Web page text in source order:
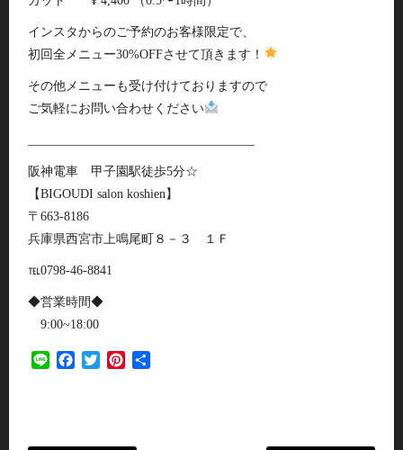
インスタからのご予約のお客様限定で、
初回全メニュー30%OFFさせて頂きます！
その他メニューも受け付けておりますので
ご気軽にお問い合わせください
阪神電車 甲子園駅徒歩5分☆
【BIGOUDI salon koshien】
〒663-8186
兵庫県西宮市上鳴尾町８－３ １Ｆ
℡0798-46-8841
◆営業時間◆
9:00~18:00
Line FacebookTwitterPinterest